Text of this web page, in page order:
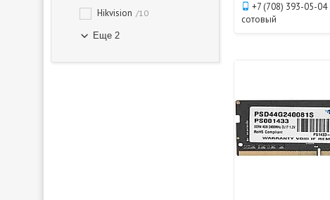
Hikvision 10
Еще 2
+7 (708) 393-05-04
сотовый